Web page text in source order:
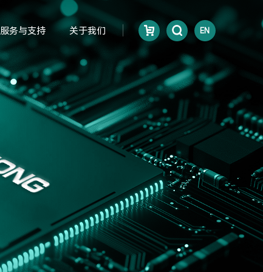
服务与支持 关于我们 EN